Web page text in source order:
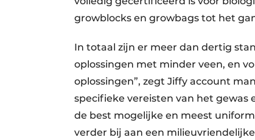
growblocks en growbags tot het
In totaal zijn er meer dan dertig
oplossingen met minder veen, en
oplossingen”, zegt Jiffy account
specifieke vereisten van het
de best mogelijke en meest
verder bij aan een